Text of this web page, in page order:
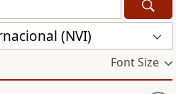
(NVI)
Font Size